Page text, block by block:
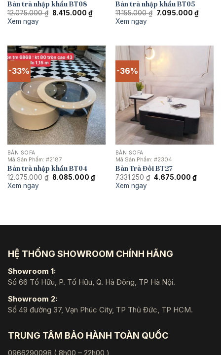
Bàn trà nhập khẩu BT08
12.075.000₫ Giá
8.415.000 ₫Giá
hiện
Xem ngay
Bàn trà nhập khẩu BT05
11.155.000₫ Giá
7.095.000 ₫Giá
hiện
Xem ngay
-33%
BÀN SOFA
Mã Sản Phẩm: #2187
Bàn trà nhập khẩu BT04
12.075.000₫ Giá
8.085.000 ₫Giá
hiện
Xem ngay
-36%
BÀN SOFA
Mã Sản Phẩm: #2304
Bàn Trà Đôi BT27
7.331.250₫ Giá
4.675.000 ₫Giá
hiện
Xem ngay
HỆ THỐNG SHOWROOM CHÍNH HÃNG
Showroom 1:
Số 66 Tố Hữu, P. Tố Hữu, Q. Hà Đông, TP Hà Nội.
Showroom 2:
Số 49 đường 37, Vạn Phúc City, TP Thủ Đức, TP HCM.
TRUNG TÂM BẢO HÀNH TOÀN QUỐC
0966290098 ( 8h00 – 22h00 )